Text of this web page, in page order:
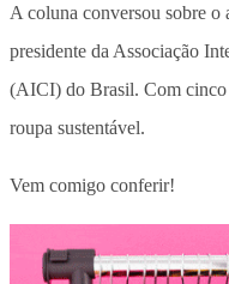
A coluna conversou sobre
presidente da Associação
(AICI) do Brasil. Com cinco
roupa sustentável.
Vem comigo conferir!